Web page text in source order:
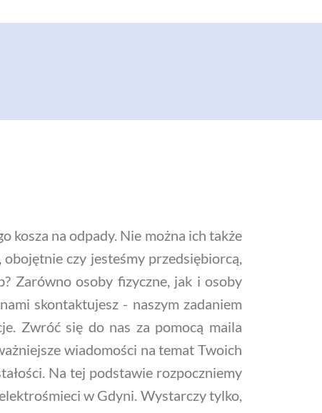
kosza na odpady. Nie można ich także
czy jesteśmy przedsiębiorcą,
Zarówno osoby fizyczne, jak i osoby
skontaktujesz - naszym zadaniem
Zwróć się do nas za pomocą maila
wiadomości na temat Twoich
Na tej podstawie rozpoczniemy
w Gdyni. Wystarczy tylko,